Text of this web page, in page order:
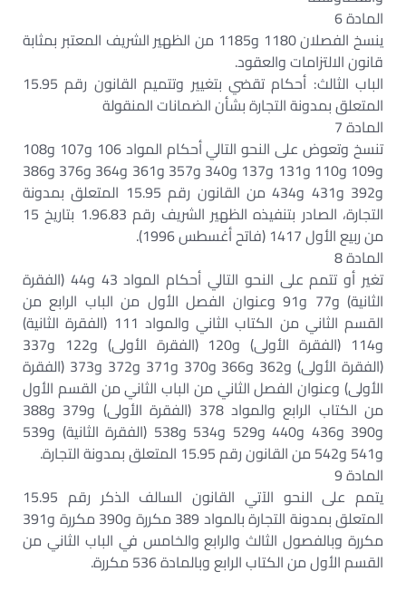
المادة 6
ينسخ الفصلان 1180 و1185 من الظهير الشريف المعتبر بمثابة
قانون الالتزامات والعقود.
الباب الثالث: أحكام تقضي بتغيير وتتميم القانون رقم 15.95
المتعلق بمدونة التجارة بشأن الضمانات المنقولة
المادة 7
تنسخ وتعوض على النحو التالي أحكام المواد 106 و107 و108
و109 و110 و131 و137 و340 و357 و361 و364 و376 و386
و392 و431 و434 من القانون رقم 15.95 المتعلق بمدونة
التجارة، الصادر بتنفيذه الظهير الشريف رقم 1.96.83 بتاريخ 15
من ربيع الأول 1417 (فاتح أغسطس 1996).
المادة 8
تغير أو تتمم على النحو التالي أحكام المواد 43 و44 (الفقرة
الثانية) و77 و91 وعنوان الفصل الأول من الباب الرابع من
القسم الثاني من الكتاب الثاني والمواد 111 (الفقرة الثانية)
و114 (الفقرة الأولى) و120 (الفقرة الأولى) و122 و337
(الفقرة الأولى) و362 و366 و370 و371 و372 و373 (الفقرة
الأولى) وعنوان الفصل الثاني من الباب الثاني من القسم الأول
من الكتاب الرابع والمواد 378 (الفقرة الأولى) و379 و388
و390 و436 و440 و529 و534 و538 (الفقرة الثانية) و539
و541 و542 من القانون رقم 15.95 المتعلق بمدونة التجارة.
المادة 9
يتمم على النحو الآتي القانون السالف الذكر رقم 15.95
المتعلق بمدونة التجارة بالمواد 389 مكررة و390 مكررة و391
مكررة وبالفصول الثالث والرابع والخامس في الباب الثاني من
القسم الأول من الكتاب الرابع وبالمادة 536 مكررة.